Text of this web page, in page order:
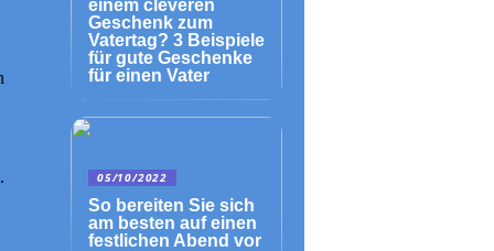
einem cleveren
Geschenk zum
Vatertag? 3 Beispiele
für gute Geschenke
für einen Vater
05/10/2022
So bereiten Sie sich
am besten auf einen
festlichen Abend vor